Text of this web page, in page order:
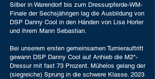
Silber in Warendorf bis zum Dressurpferde-WM-
Finale der Sechsjährigen lag die Ausbildung von
DSP Danny Cool in den Händen von Lisa Horler
und ihrem Mann Sebastian.
​Bei unserem ersten gemeinsamen Turnierauftritt
gewann DSP Danny Cool auf Anhieb die M2*-
Dressur mit fast 73 Prozent. Mühelos gelang der
(siegreiche) Sprung in die schwere Klasse. 2023